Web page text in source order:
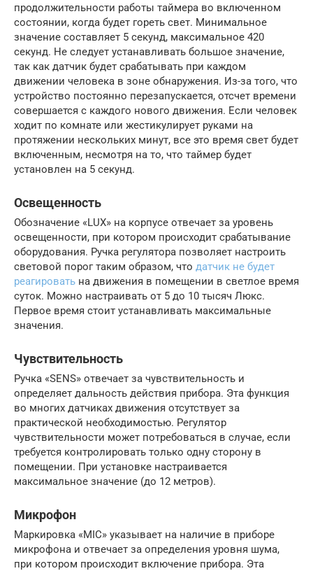
продолжительности работы таймера во включенном
состоянии, когда будет гореть свет. Минимальное
значение составляет 5 секунд, максимальное 420
секунд. Не следует устанавливать большое значение,
так как датчик будет срабатывать при каждом
движении человека в зоне обнаружения. Из-за того, что
устройство постоянно перезапускается, отсчет времени
совершается с каждого нового движения. Если человек
ходит по комнате или жестикулирует руками на
протяжении нескольких минут, все это время свет будет
включенным, несмотря на то, что таймер будет
установлен на 5 секунд.
Освещенность
Обозначение «LUX» на корпусе отвечает за уровень
освещенности, при котором происходит срабатывание
оборудования. Ручка регулятора позволяет настроить
световой порог таким образом, что датчик не будет
реагировать на движения в помещении в светлое время
суток. Можно настраивать от 5 до 10 тысяч Люкс.
Первое время стоит устанавливать максимальные
значения.
Чувствительность
Ручка «SENS» отвечает за чувствительность и
определяет дальность действия прибора. Эта функция
во многих датчиках движения отсутствует за
практической необходимостью. Регулятор
чувствительности может потребоваться в случае, если
требуется контролировать только одну сторону в
помещении. При установке настраивается
максимальное значение (до 12 метров).
Микрофон
Маркировка «MIC» указывает на наличие в приборе
микрофона и отвечает за определения уровня шума,
при котором происходит включение прибора. Эта